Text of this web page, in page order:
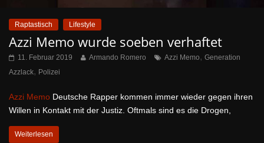
Raptastisch Lifestyle
Azzi Memo wurde soeben verhaftet
11. Februar 2019 Armando Romero Azzi Memo, Generation
Azzlack, Polizei
Azzi Memo Deutsche Rapper kommen immer wieder gegen ihren
Willen in Kontakt mit der Justiz. Oftmals sind es die Drogen,
Weiterlesen